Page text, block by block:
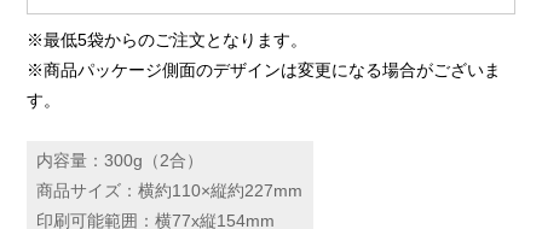
※最低5袋からのご注文となります。
※商品パッケージ側面のデザインは変更になる場合がございま
す。
内容量：300g（2合）
商品サイズ：横約110×縦約227mm
印刷可能範囲：横77x縦154mm